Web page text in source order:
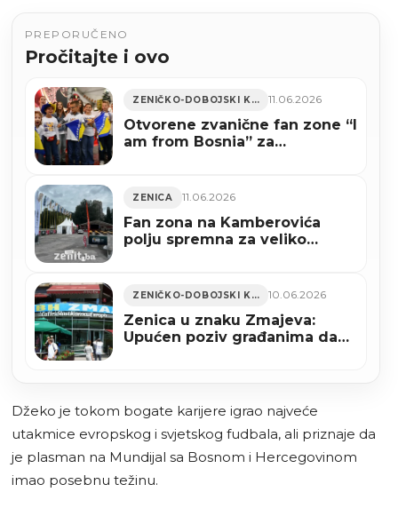
PREPORUČENO
Pročitajte i ovo
ZENIČKO-DOBOJSKI KANTON 11.06.2026
Otvorene zvanične fan zone “I
am from Bosnia” za
ZENICA 11.06.2026
Fan zona na Kamberovića
polju spremna za veliko
ZENIČKO-DOBOJSKI KANTON 10.06.2026
Zenica u znaku Zmajeva:
Upućen poziv građanima da
Džeko je tokom bogate karijere igrao najveće
utakmice evropskog i svjetskog fudbala, ali priznaje da
je plasman na Mundijal sa Bosnom i Hercegovinom
imao posebnu težinu.